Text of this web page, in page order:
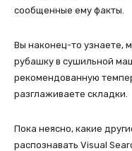
сообщенные ему факты.
Вы наконец-то узнаете,
рубашку в сушильной
рекомендованную
разглаживаете складки.
Пока неясно, какие
распознавать Visual